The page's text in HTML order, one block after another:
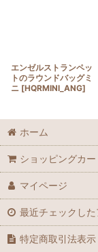
エンゼルストランペッ
トのラウンドバッグミ
ニ [HQRMINI_ANG]
ホーム
ショッピングカー
マイページ
最近チェックした
特定商取引法表示